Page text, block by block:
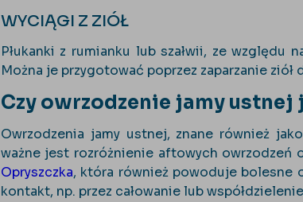
WYCIĄGI Z ZIÓŁ
Płukanki z rumianku lub szałwii, ze względu
Można je przygotować poprzez zaparzanie
Czy owrzodzenie jamy ustnej
Owrzodzenia jamy ustnej, znane również
ważne jest rozróżnienie aftowych owrzodzeń
Opryszczka, która również powoduje bolesne
kontakt, np. przez całowanie lub